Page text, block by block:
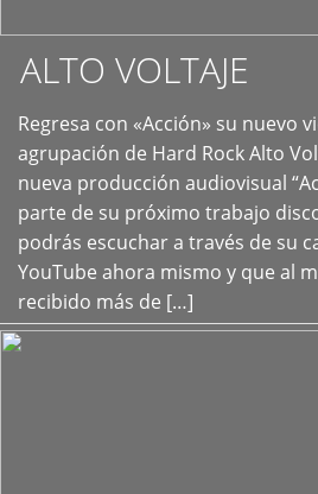
ALTO VOLTAJE
Regresa con «Acción» su nuevo
agrupación de Hard Rock Alto
nueva producción audiovisual
parte de su próximo trabajo
podrás escuchar a través de su
YouTube ahora mismo y que al
recibido más de […]
+